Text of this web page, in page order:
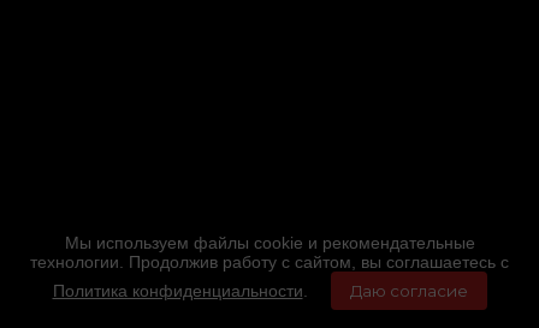
Мы используем файлы cookie и рекомендательные
технологии. Продолжив работу с сайтом, вы соглашаетесь с
Политика конфиденциальности
Даю согласие